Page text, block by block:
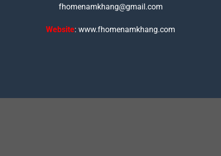
fhomenamkhang@gmail.com
Website: www.fhomenamkhang.com